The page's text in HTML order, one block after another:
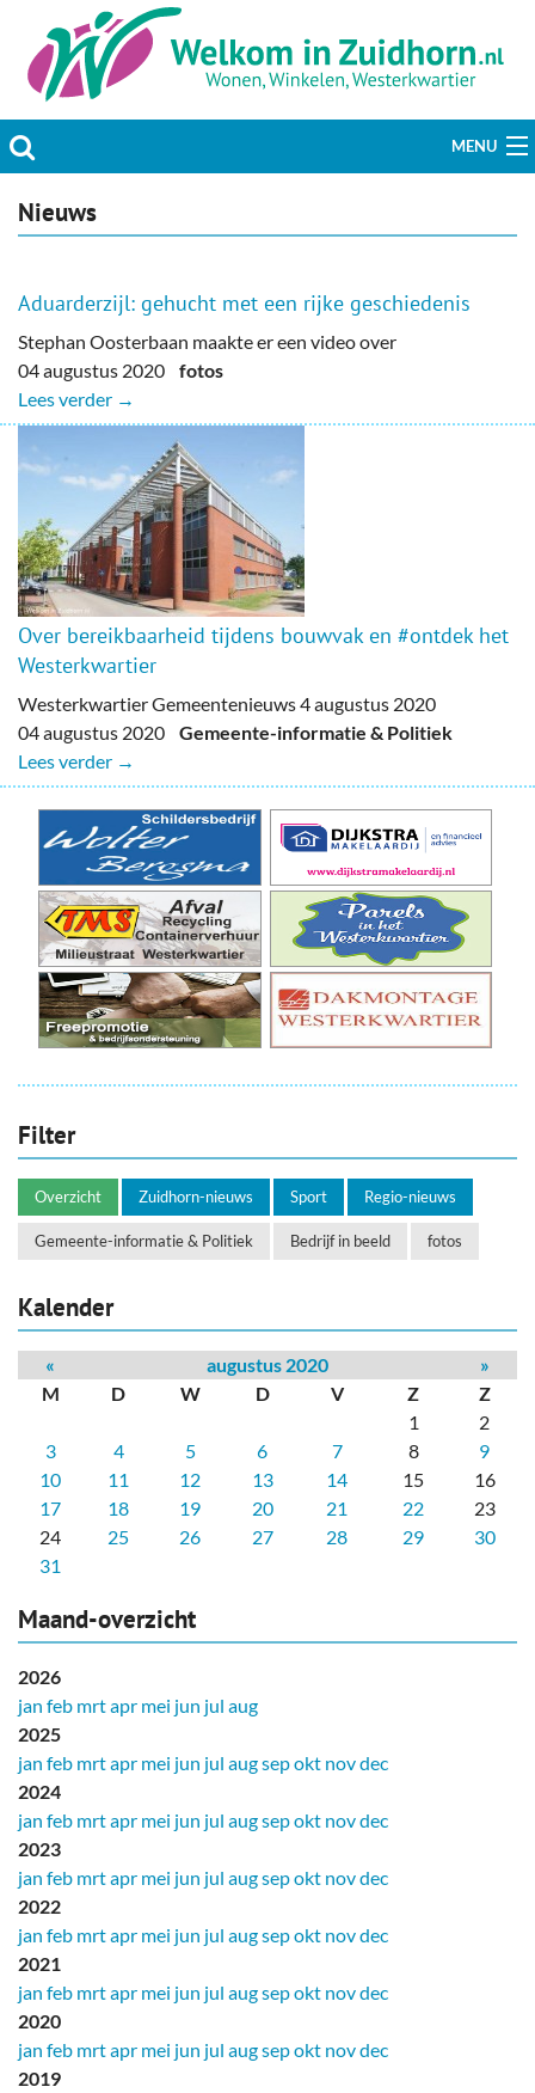
MENU
Actueel
Welzijn & Maatschappij
Bedrijven
Prikbord & Aanbiedingen
Plaats bericht
Nieuws
Aduarderzijl: gehucht met een rijke geschiedenis
Stephan Oosterbaan maakte er een video over
04 augustus 2020 fotos
Lees verder →
Over bereikbaarheid tijdens bouwvak en #ontdek het
Westerkwartier
Westerkwartier Gemeentenieuws 4 augustus 2020
04 augustus 2020 Gemeente-informatie & Politiek
Lees verder →
Filter
Overzicht Zuidhorn-nieuws Sport Regio-nieuws
Gemeente-informatie & Politiek Bedrijf in beeld fotos
Kalender
« augustus 2020
»
M
D W D V Z
Z
1
2
3
4 5 6 7 8
9
10
11 12 13 14 15
16
17
18 19 20 21 22
23
24
25 26 27 28 29
30
31
Maand-overzicht
2026
jan feb mrtapr mei jun jul aug
2025
jan feb mrtapr mei jun jul augsepokt novdec
2024
jan feb mrtapr mei jun jul augsepokt novdec
2023
jan feb mrtapr mei jun jul augsepokt novdec
2022
jan feb mrtapr mei jun jul augsepokt novdec
2021
jan feb mrtapr mei jun jul augsepokt novdec
2020
jan feb mrtapr mei jun jul augsepokt novdec
2019